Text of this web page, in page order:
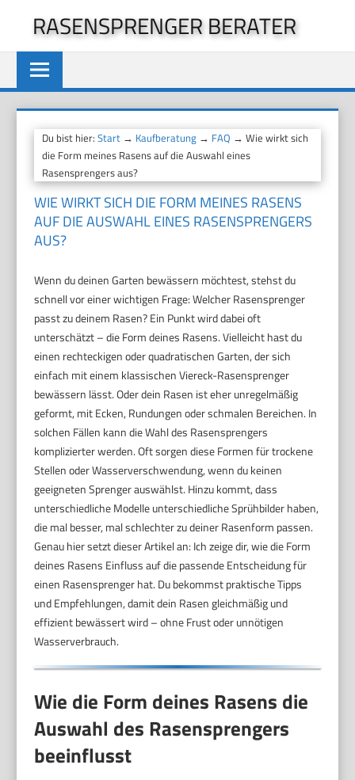
springen
RASENSPRENGER BERATER
Du bist hier:Start → Kaufberatung → FAQ → Wie wirkt sich
die Form meines Rasens auf die Auswahl eines
Rasensprengers aus?
WIE WIRKT SICH DIE FORM MEINES RASENS
AUF DIE AUSWAHL EINES RASENSPRENGERS
AUS?
Wenn du deinen Garten bewässern möchtest, stehst du
schnell vor einer wichtigen Frage: Welcher Rasensprenger
passt zu deinem Rasen? Ein Punkt wird dabei oft
unterschätzt – die Form deines Rasens. Vielleicht hast du
einen rechteckigen oder quadratischen Garten, der sich
einfach mit einem klassischen Viereck-Rasensprenger
bewässern lässt. Oder dein Rasen ist eher unregelmäßig
geformt, mit Ecken, Rundungen oder schmalen Bereichen. In
solchen Fällen kann die Wahl des Rasensprengers
komplizierter werden. Oft sorgen diese Formen für trockene
Stellen oder Wasserverschwendung, wenn du keinen
geeigneten Sprenger auswählst. Hinzu kommt, dass
unterschiedliche Modelle unterschiedliche Sprühbilder haben,
die mal besser, mal schlechter zu deiner Rasenform passen.
Genau hier setzt dieser Artikel an: Ich zeige dir, wie die Form
deines Rasens Einfluss auf die passende Entscheidung für
einen Rasensprenger hat. Du bekommst praktische Tipps
und Empfehlungen, damit dein Rasen gleichmäßig und
effizient bewässert wird – ohne Frust oder unnötigen
Wasserverbrauch.
Wie die Form deines Rasens die
Auswahl des Rasensprengers
beeinflusst